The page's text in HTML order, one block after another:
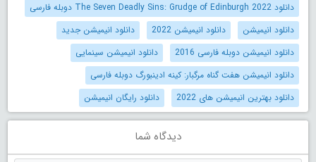
دانلود The Seven Deadly Sins: Grudge of Edinburgh 2022 دوبله فارسی
دانلود انیمیشن
دانلود انیمیشن 2022
دانلود انیمیشن جدید
دانلود انیمیشن دوبله فارسی 2016
دانلود انیمیشن سینمایی
دانلود انیمیشن هفت گناه مرگبار: کینه ادینبورگ دوبله فارسی
دانلود بهترین انیمیشن های 2022
دانلود رایگان انیمیشن
دیدگاه شما